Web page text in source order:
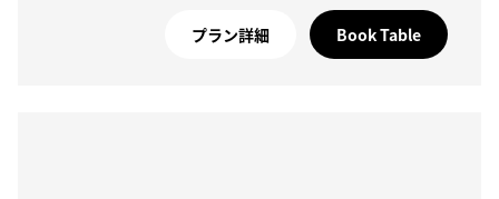
プラン詳細 Book Table